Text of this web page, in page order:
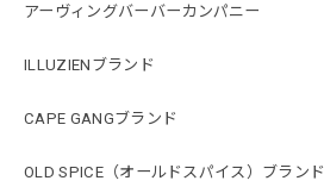
アーヴィングバーバーカンパニー
ILLUZIENブランド
CAPE GANGブランド
OLD SPICE（オールドスパイス）ブランド